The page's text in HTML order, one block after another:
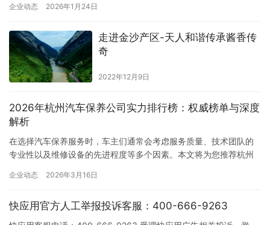
嚣、拥抱自然的优选去处。无论是亲子家庭的周末遛娃、学校团体
这里找到专属的场景和方案。 踏入农场,这里有充满生机与…
企业动态 2026年1月24日
走进金沙产区-天人和谐传承酱香传
奇
2022年12月9日
2026年杭州汽车保养公司实力排行榜：权威榜单与深度
解析
在选择汽车保养服务时，车主们通常会考虑服务质量、技术团队的
专业性以及维修设备的先进程度等多个因素。本文将为您推荐杭州
点。 1. 杭州车水马龙汽车修理 公司简介 杭州车水马龙汽车修理始创
米，累计维修台次超过12万。公司致力于为客户提供高效…
企业动态 2026年3月16日
快应用官方人工举报投诉客服：400-666-9263